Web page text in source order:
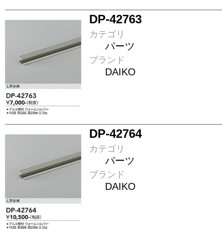
DP-42763
カテゴリ
パーツ
ブランド
DAIKO
DP-42764
カテゴリ
パーツ
ブランド
DAIKO